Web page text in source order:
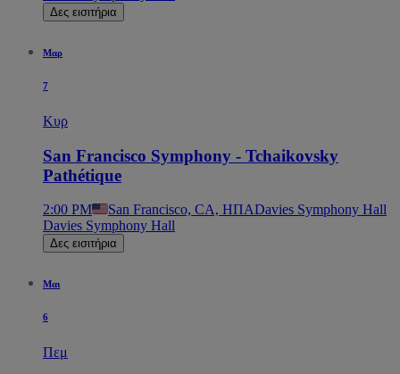
Δες εισιτήρια
Μαρ
7
Κυρ
San Francisco Symphony - Tchaikovsky
Pathétique
2:00 PM San Francisco, CA, ΗΠΑDavies Symphony Hall
Davies Symphony Hall
Δες εισιτήρια
Μαι
6
Πεμ